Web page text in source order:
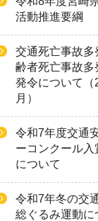
活動推進要綱
交通死亡事故多
齢者死亡事故多
発令について（
月）
令和7年度交通
ーコンクール入
について
令和7年冬の交
総ぐるみ運動に